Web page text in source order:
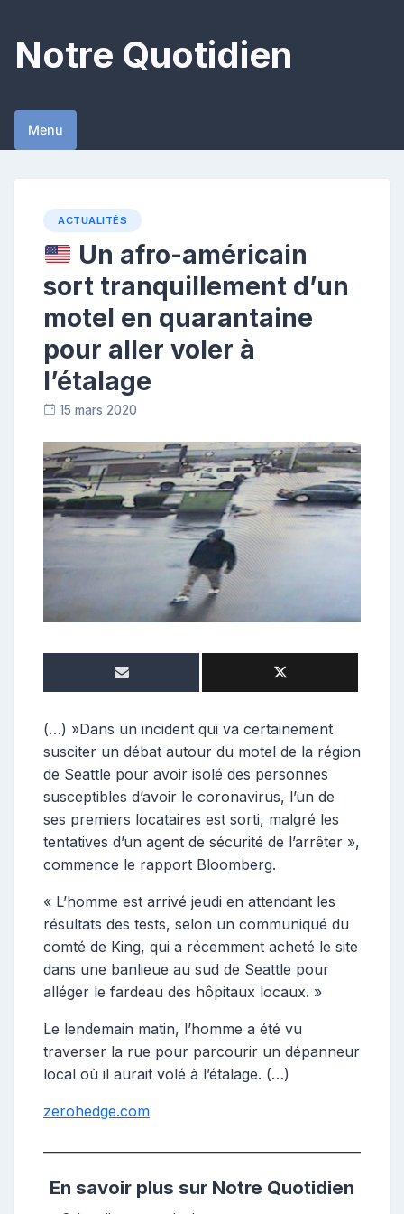
content
Notre Quotidien
Menu
ACTUALITÉS
Un afro-américain
sort tranquillement d’un
motel en quarantaine
pour aller voler à
l’étalage
15 mars 2020
e
p
o
s
t
(…) »Dans un incident qui va certainement
susciter un débat autour du motel de la région
de Seattle pour avoir isolé des personnes
susceptibles d’avoir le coronavirus, l’un de
ses premiers locataires est sorti, malgré les
tentatives d’un agent de sécurité de l’arrêter »,
commence le rapport Bloomberg.
« L’homme est arrivé jeudi en attendant les
résultats des tests, selon un communiqué du
comté de King, qui a récemment acheté le site
dans une banlieue au sud de Seattle pour
alléger le fardeau des hôpitaux locaux. »
Le lendemain matin, l’homme a été vu
traverser la rue pour parcourir un dépanneur
local où il aurait volé à l’étalage. (…)
zerohedge.com
En savoir plus sur Notre Quotidien